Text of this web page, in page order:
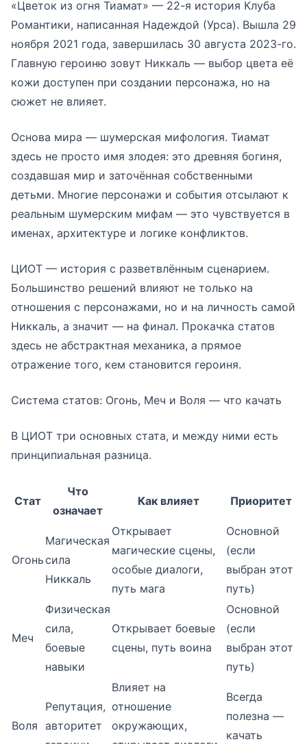
«Цветок из огня Тиамат» — 22-я история Клуба
Романтики, написанная Надеждой (Урса). Вышла 29
ноября 2021 года, завершилась 30 августа 2023-го.
Главную героиню зовут Никкаль — выбор цвета её
кожи доступен при создании персонажа, но на
сюжет не влияет.
Основа мира — шумерская мифология. Тиамат
здесь не просто имя злодея: это древняя богиня,
создавшая мир и заточённая собственными
детьми. Многие персонажи и события отсылают к
реальным шумерским мифам — это чувствуется в
именах, архитектуре и логике конфликтов.
ЦИОТ — история с разветвлённым сценарием.
Большинство решений влияют не только на
отношения с персонажами, но и на личность самой
Никкаль, а значит — на финал. Прокачка статов
здесь не абстрактная механика, а прямое
отражение того, кем становится героиня.
Система статов: Огонь, Меч и Воля — что качать
В ЦИОТ три основных стата, и между ними есть
принципиальная разница.
Стат
Что
означает
Как влияет Приоритет
Огонь
Магическая
сила
Никкаль
Открывает
магические сцены,
особые диалоги,
путь мага
Основной
(если
выбран этот
путь)
Меч
Физическая
сила,
боевые
навыки
Открывает боевые
сцены, путь воина
Основной
(если
выбран этот
путь)
Воля
Репутация,
авторитет
Влияет на
отношение
окружающих,
Всегда
полезна —
качать